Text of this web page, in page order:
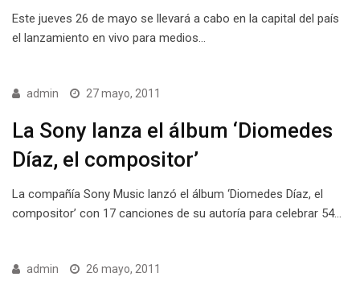
Este jueves 26 de mayo se llevará a cabo en la capital del país
el lanzamiento en vivo para medios…
admin 27 mayo, 2011
La Sony lanza el álbum ‘Diomedes
Díaz, el compositor’
La compañía Sony Music lanzó el álbum ‘Diomedes Díaz, el
compositor’ con 17 canciones de su autoría para celebrar 54…
admin 26 mayo, 2011